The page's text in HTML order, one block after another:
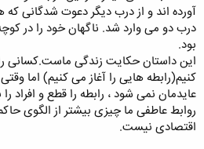
آورده اند و از درب دیگر دعوت شدگانی که
درب دو می وارد شد. ناگهان خود را در
بود.
این داستان حکایت زندگی ماست.کسانی
کنیم(رابطه هایی را آغاز می کنیم) اما
عایدمان نمی شود ، رابطه را قطع و افراد
روابط عاطفی ما چیزی بیشتر از الگوی
اقتصادی نیست.